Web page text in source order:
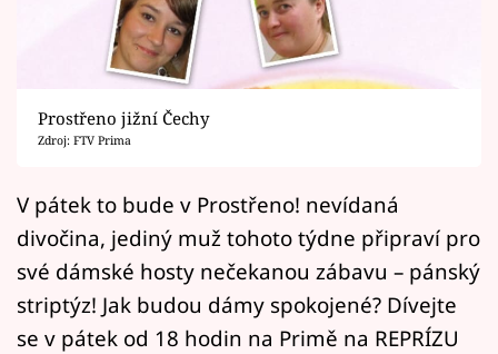
Sledujte prima+
Filmový festival Karlovy Vary
Pořady
Mámy sobě
Přihlášení
Prostřeno jižní Čechy
Zdroj: FTV Prima
V pátek to bude v Prostřeno! nevídaná
divočina, jediný muž tohoto týdne připraví pro
své dámské hosty nečekanou zábavu – pánský
striptýz! Jak budou dámy spokojené? Dívejte
se v pátek od 18 hodin na Primě na REPRÍZU